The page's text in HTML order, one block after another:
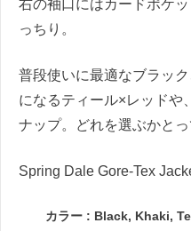
右の袖口にはカードポケ
っちり。
普段使いに最適なブラッ
になるティール×レッドや
ナップ。どれを選ぶかと
Spring Dale Gore-Tex
カラー : Black, Khaki,